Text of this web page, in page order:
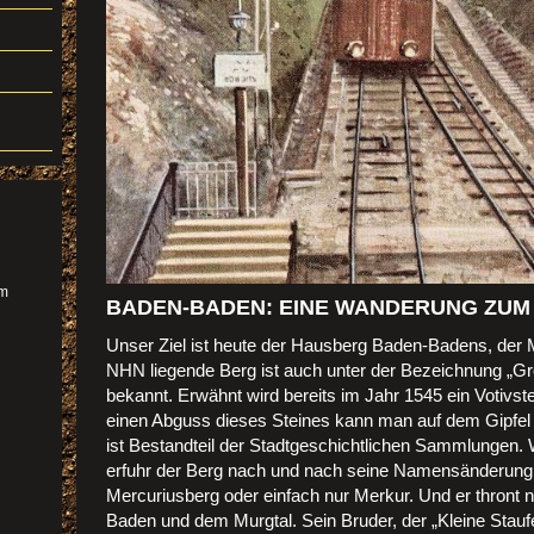
BADEN-BADEN: EINE WANDERUNG
Unser Ziel ist heute der Hausberg Baden-Badens, der
NHN liegende Berg ist auch unter der Bezeichnung
bekannt. Erwähnt wird bereits im Jahr 1545 ein
einen Abguss dieses Steines kann man auf dem
ist Bestandteil der Stadtgeschichtlichen Sammlungen.
erfuhr der Berg nach und nach seine
Mercuriusberg oder einfach nur Merkur. Und er thront
Baden und dem Murgtal. Sein Bruder, der „Kleine